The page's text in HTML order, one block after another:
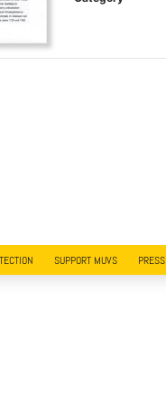
SUPPORT MUVS PRESS